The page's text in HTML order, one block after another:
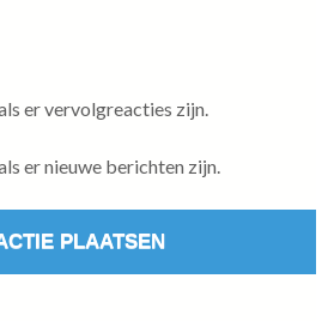
er vervolgreacties zijn.
er nieuwe berichten zijn.